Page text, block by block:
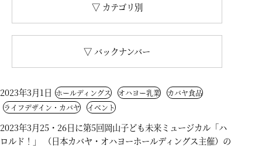
▽ カテゴリ別
▽ バックナンバー
2023年3月1日 ホールディングス オハヨー乳業
カバヤ食品
ライフデザイン・カバヤ
イベント
2023年3月25・26日に第5回岡山子ども未来ミュージカル「ハ
ロルド！」 （日本カバヤ・オハヨーホールディングス主催）の